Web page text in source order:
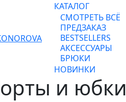
КАТАЛОГ
СМОТРЕТЬ ВСЁ
ПРЕДЗАКАЗ
BESTSELLERS
АКСЕССУАРЫ
БРЮКИ
НОВИНКИ
и юбки